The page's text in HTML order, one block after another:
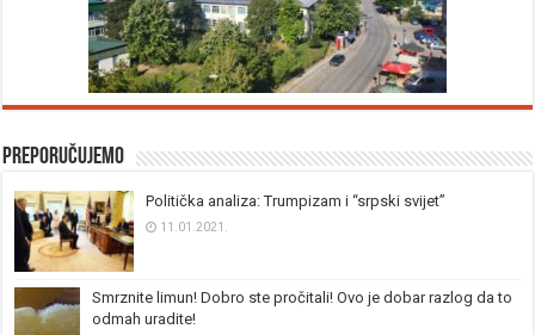
Preporučujemo
Politička analiza: Trumpizam i “srpski svijet”
11.01.2021.
Smrznite limun! Dobro ste pročitali! Ovo je dobar razlog da to
odmah uradite!